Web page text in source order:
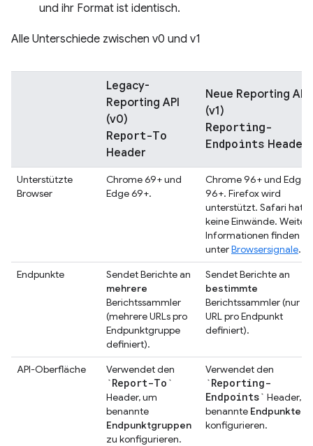
und ihr Format ist identisch.
Alle Unterschiede zwischen v0 und v1
Legacy-
Reporting API
(v0)
Report-To
Header
Neue Reporting API
(v1)
Reporting-
Endpoints Header
Unterstützte
Browser
Chrome 69+ und
Edge 69+.
Chrome 96+ und Edge
96+. Firefox wird
unterstützt. Safari hat
keine Einwände.
Informationen finden
unterBrowsersignale.
Endpunkte
Sendet Berichte an
mehrere
Berichtssammler
(mehrere URLs pro
Endpunktgruppe
definiert).
Sendet Berichte an
bestimmte
Berichtssammler (nur
URL pro Endpunkt
definiert).
API-Oberfläche Verwendet den
`Report-To`
Header, um
benannte
Endpunktgruppen
zu konfigurieren.
Verwendet den
`Reporting-
Endpoints` Header,
benannte Endpunkte
konfigurieren.